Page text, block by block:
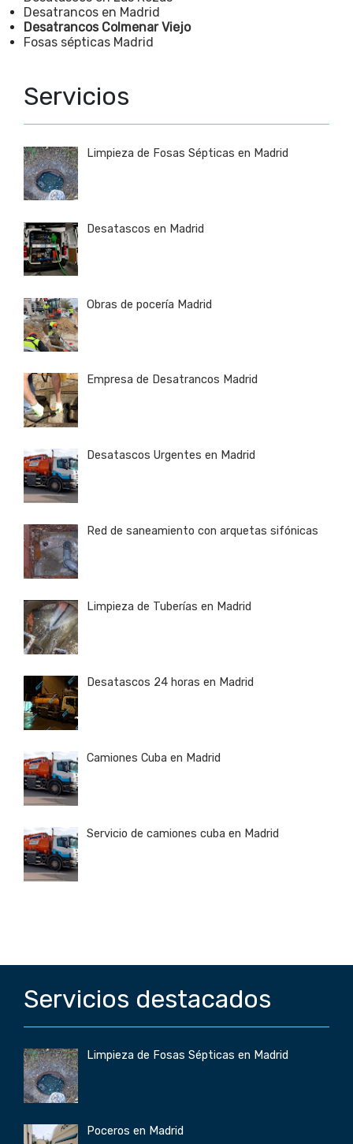
Desatrancos en Madrid
Desatrancos Colmenar Viejo
Fosas sépticas Madrid
Servicios
Limpieza de Fosas Sépticas en Madrid
Desatascos en Madrid
Obras de pocería Madrid
Empresa de Desatrancos Madrid
Desatascos Urgentes en Madrid
Red de saneamiento con arquetas sifónicas
Limpieza de Tuberías en Madrid
Desatascos 24 horas en Madrid
Camiones Cuba en Madrid
Servicio de camiones cuba en Madrid
Servicios destacados
Limpieza de Fosas Sépticas en Madrid
Poceros en Madrid